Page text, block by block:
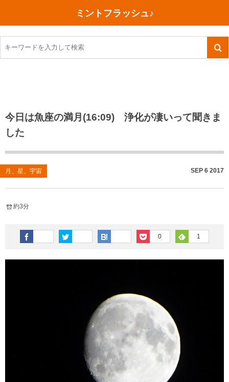
ミントフラッシュ♪
今日は魚座の満月(16:09) 浄化が凄いって聞きま
した
月、星、宇宙 SEP 6 2017
約3分
0 1
TOEIC感想・結果
TOEIC800点への道
TOEIC（作戦・ノウハウなど）
TOEIC700点への道
英単語
その他英語関連
今日買った本
ご朱印帳めぐり
川越（埼玉県）
沖縄
神戸
行ってきたあれこれ
旅行関連あれこれ
ファスティング
コスメ
ダイエット
健康あれこれ
美容あれこれ
食べ物
今日の一枚
月、星、宇宙